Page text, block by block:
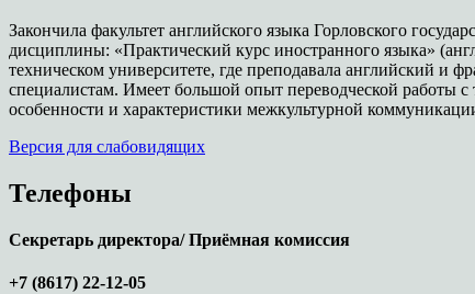
Закончила факультет английского языка Горловского
дисциплины: «Практический курс иностранного языка»
техническом университете, где преподавала английский и
специалистам. Имеет большой опыт переводческой работы
особенности и характеристики межкультурной
Версия для слабовидящих
Телефоны
Секретарь директора/ Приёмная комиссия
+7 (8617) 22-12-05